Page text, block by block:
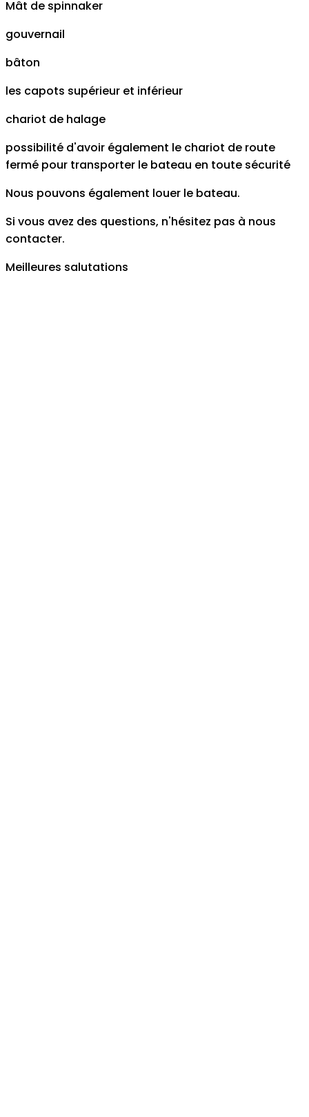
Mât de spinnaker
gouvernail
bâton
les capots supérieur et inférieur
chariot de halage
possibilité d'avoir également le chariot de route
fermé pour transporter le bateau en toute sécurité
Nous pouvons également louer le bateau.
Si vous avez des questions, n'hésitez pas à nous
contacter.
Meilleures salutations